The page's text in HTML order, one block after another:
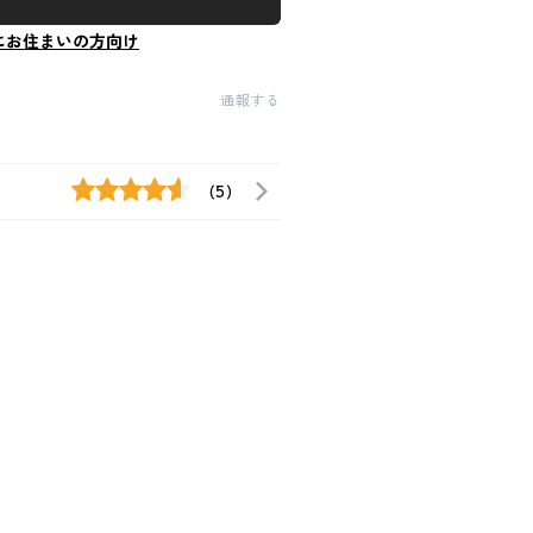
お住まいの方向け
通報する
(5)